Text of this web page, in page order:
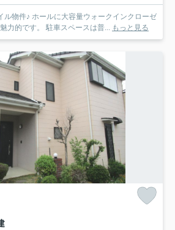
ル物件♪ ホールに大容量ウォークインクローゼ
力的です。 駐車スペースは普... もっと見る